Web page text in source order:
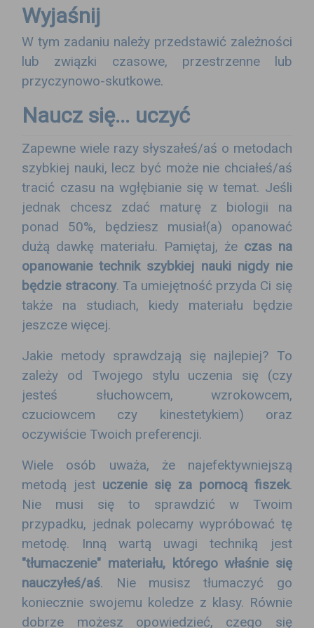
Wyjaśnij
W tym zadaniu należy przedstawić zależności
lub związki czasowe, przestrzenne lub
przyczynowo-skutkowe.
Naucz się... uczyć
Zapewne wiele razy słyszałeś/aś o metodach
szybkiej nauki, lecz być może nie chciałeś/aś
tracić czasu na wgłębianie się w temat. Jeśli
jednak chcesz zdać maturę z biologii na
ponad 50%, będziesz musiał(a) opanować
dużą dawkę materiału. Pamiętaj, że czas na
opanowanie technik szybkiej nauki nigdy nie
będzie stracony. Ta umiejętność przyda Ci się
także na studiach, kiedy materiału będzie
jeszcze więcej.
Jakie metody sprawdzają się najlepiej? To
zależy od Twojego stylu uczenia się (czy
jesteś słuchowcem, wzrokowcem,
czuciowcem czy kinestetykiem) oraz
oczywiście Twoich preferencji.
Wiele osób uważa, że najefektywniejszą
metodą jest uczenie się za pomocą fiszek.
Nie musi się to sprawdzić w Twoim
przypadku, jednak polecamy wypróbować tę
metodę. Inną wartą uwagi techniką jest
"tłumaczenie" materiału, którego właśnie się
nauczyłeś/aś. Nie musisz tłumaczyć go
koniecznie swojemu koledze z klasy. Równie
dobrze możesz opowiedzieć, czego się